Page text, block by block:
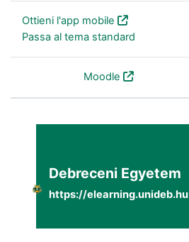
Ottieni l'app mobile
Passa al tema standard
Moodle
Debreceni Egyetem
https://elearning.unideb.hu